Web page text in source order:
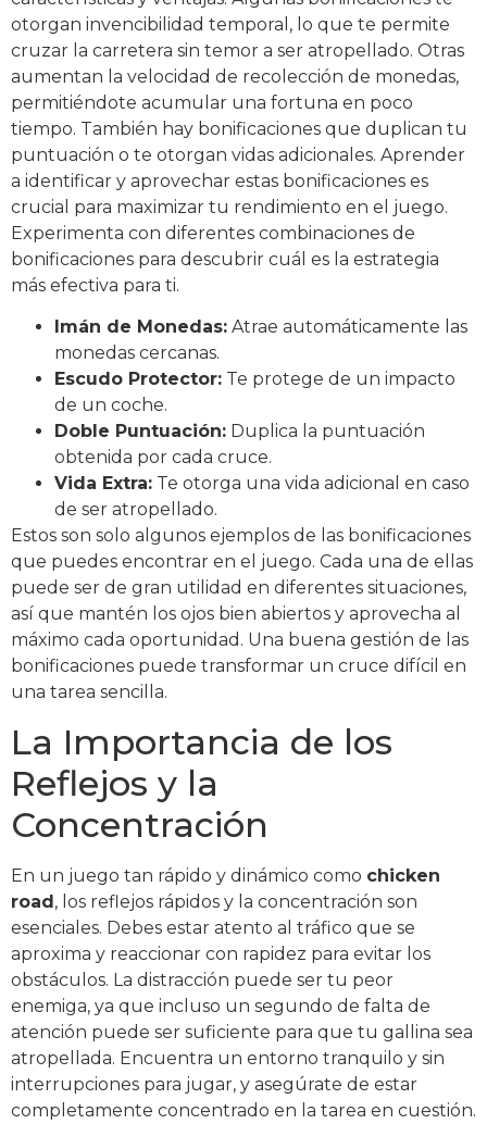
otorgan invencibilidad temporal, lo que te permite
cruzar la carretera sin temor a ser atropellado. Otras
aumentan la velocidad de recolección de monedas,
permitiéndote acumular una fortuna en poco
tiempo. También hay bonificaciones que duplican tu
puntuación o te otorgan vidas adicionales. Aprender
a identificar y aprovechar estas bonificaciones es
crucial para maximizar tu rendimiento en el juego.
Experimenta con diferentes combinaciones de
bonificaciones para descubrir cuál es la estrategia
más efectiva para ti.
Imán de Monedas: Atrae automáticamente las
monedas cercanas.
Escudo Protector: Te protege de un impacto
de un coche.
Doble Puntuación: Duplica la puntuación
obtenida por cada cruce.
Vida Extra: Te otorga una vida adicional en caso
de ser atropellado.
Estos son solo algunos ejemplos de las bonificaciones
que puedes encontrar en el juego. Cada una de ellas
puede ser de gran utilidad en diferentes situaciones,
así que mantén los ojos bien abiertos y aprovecha al
máximo cada oportunidad. Una buena gestión de las
bonificaciones puede transformar un cruce difícil en
una tarea sencilla.
La Importancia de los
Reflejos y la
Concentración
En un juego tan rápido y dinámico como chicken
road, los reflejos rápidos y la concentración son
esenciales. Debes estar atento al tráfico que se
aproxima y reaccionar con rapidez para evitar los
obstáculos. La distracción puede ser tu peor
enemiga, ya que incluso un segundo de falta de
atención puede ser suficiente para que tu gallina sea
atropellada. Encuentra un entorno tranquilo y sin
interrupciones para jugar, y asegúrate de estar
completamente concentrado en la tarea en cuestión.